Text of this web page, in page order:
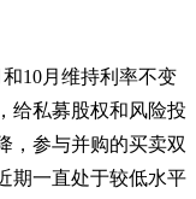
10月维持利率不变
给私募股权和风险投
，参与并购的买卖双
期一直处于较低水平